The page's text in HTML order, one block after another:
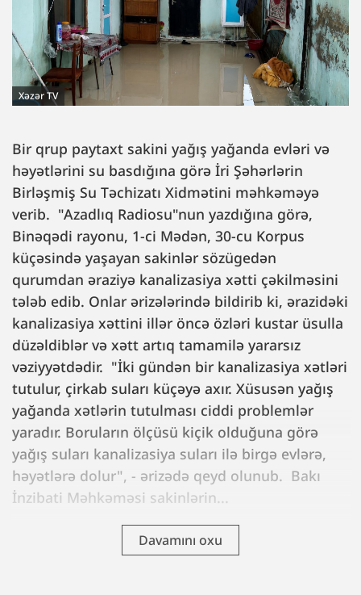
Xəzər TV
Bir qrup paytaxt sakini yağış yağanda evləri və
həyətlərini su basdığına görə İri Şəhərlərin
Birləşmiş Su Təchizatı Xidmətini məhkəməyə
verib. "Azadlıq Radiosu"nun yazdığına görə,
Binəqədi rayonu, 1-ci Mədən, 30-cu Korpus
küçəsində yaşayan sakinlər sözügedən
qurumdan əraziyə kanalizasiya xətti çəkilməsini
tələb edib. Onlar ərizələrində bildirib ki, ərazidəki
kanalizasiya xəttini illər öncə özləri kustar üsulla
düzəldiblər və xətt artıq tamamilə yararsız
vəziyyətdədir. "İki gündən bir kanalizasiya xətləri
tutulur, çirkab suları küçəyə axır. Xüsusən yağış
yağanda xətlərin tutulması ciddi problemlər
yaradır. Boruların ölçüsü kiçik olduğuna görə
yağış suları kanalizasiya suları ilə birgə evlərə,
həyətlərə dolur", - ərizədə qeyd olunub. Bakı
İnzibati Məhkəməsi sakinlərin...
Davamını oxu